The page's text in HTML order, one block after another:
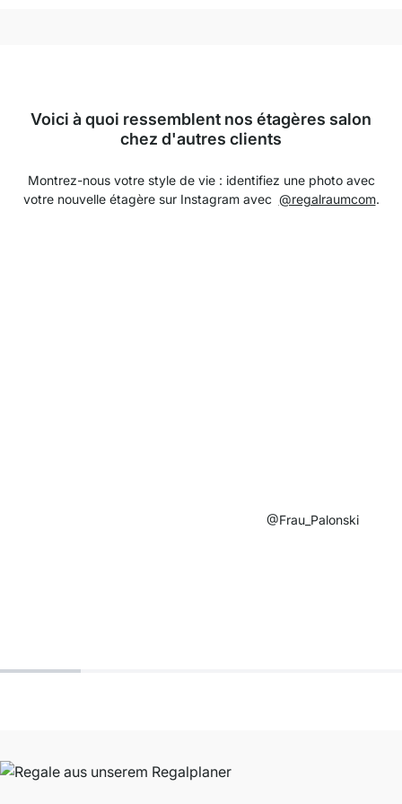
Voici à quoi ressemblent nos étagères salon
chez d'autres clients
Montrez-nous votre style de vie : identifiez une photo avec
votre nouvelle étagère sur Instagram avec @regalraumcom.
@Frau_Palonski